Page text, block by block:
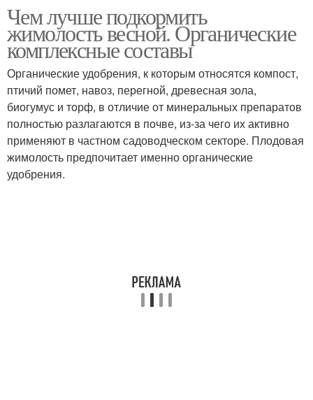
Чем лучше подкормить
жимолость весной. Органические
комплексные составы
Органические удобрения, к которым относятся компост,
птичий помет, навоз, перегной, древесная зола,
биогумус и торф, в отличие от минеральных препаратов
полностью разлагаются в почве, из-за чего их активно
применяют в частном садоводческом секторе. Плодовая
жимолость предпочитает именно органические
удобрения.